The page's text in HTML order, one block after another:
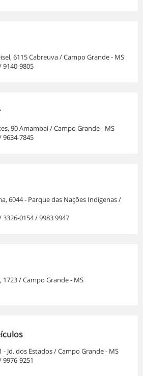
6115 Cabreuva / Campo Grande - MS
9140-9805
90 Amambai / Campo Grande - MS
9634-7845
6044 - Parque das Nações Indígenas /
3326-0154 / 9983 9947
1723 / Campo Grande - MS
- Jd. dos Estados / Campo Grande - MS
9976-9251